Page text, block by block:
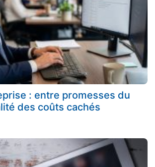
: entre promesses du
des coûts cachés